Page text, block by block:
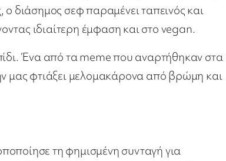
ο διάσημος σεφ παραμένει ταπεινός και
ιδιαίτερη έμφαση και στο vegan.
Ένα από τα meme που αναρτήθηκαν στα
μας φτιάξει μελομακάρονα από βρώμη και
τη φημισμένη συνταγή για